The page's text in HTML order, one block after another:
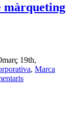
màrqueting
març 19th,
, Marca